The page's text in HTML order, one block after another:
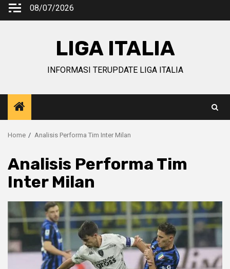
Skip
08/07/2026
LIGA ITALIA
INFORMASI TERUPDATE LIGA ITALIA
Home Analisis Performa Tim Inter Milan
Analisis Performa Tim
Inter Milan